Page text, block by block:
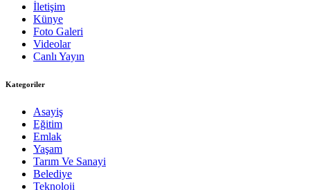
İletişim
Künye
Foto Galeri
Videolar
Canlı Yayın
Kategoriler
Asayiş
Eğitim
Emlak
Yaşam
Tarım Ve Sanayi
Belediye
Teknoloji